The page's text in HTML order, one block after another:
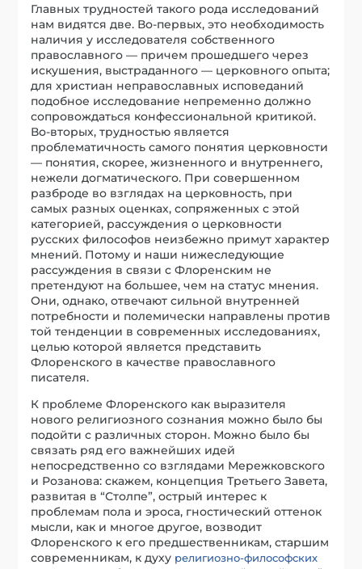
Главных трудностей такого рода исследований
нам видятся две. Во-первых, это необходимость
наличия у исследователя собственного
православного — причем прошедшего через
искушения, выстраданного — церковного опыта;
для христиан неправославных исповеданий
подобное исследование непременно должно
сопровождаться конфессиональной критикой.
Во-вторых, трудностью является
проблематичность самого понятия церковности
— понятия, скорее, жизненного и внутреннего,
нежели догматического. При совершенном
разброде во взглядах на церковность, при
самых разных оценках, сопряженных с этой
категорией, рассуждения о церковности
русских философов неизбежно примут характер
мнений. Потому и наши нижеследующие
рассуждения в связи с Флоренским не
претендуют на большее, чем на статус мнения.
Они, однако, отвечают сильной внутренней
потребности и полемически направлены против
той тенденции в современных исследованиях,
целью которой является представить
Флоренского в качестве православного
писателя.
К проблеме Флоренского как выразителя
нового религиозного сознания можно было бы
подойти с различных сторон. Можно было бы
связать ряд его важнейших идей
непосредственно со взглядами Мережковского
и Розанова: скажем, концепция Третьего Завета,
развитая в “Столпе”, острый интерес к
проблемам пола и эроса, гностический оттенок
мысли, как и многое другое, возводит
Флоренского к его предшественникам, старшим
современникам, к духу религиозно-философских